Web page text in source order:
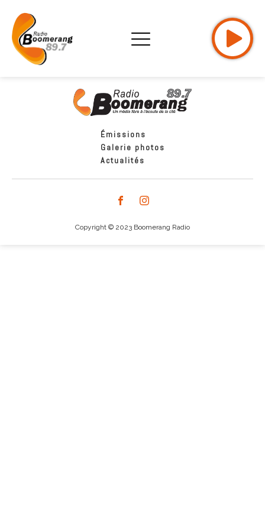
Émissions
Galerie photos
Actualités
Copyright © 2023 Boomerang Radio